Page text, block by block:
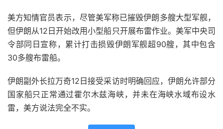
美方知情官员表示，尽管美军称已摧毁伊朗多艘大型军舰，
但伊朗从12日开始改用小型船只开展布雷作业。美军中央司
令部同日宣称，累计打击损毁伊朗军舰超90艘，其中包含
30多艘布雷船。
伊朗副外长拉万奇12日接受采访时明确回应，伊朗允许部分
国家船只正常通过霍尔木兹海峡，并未在海峡水域布设水
雷，美方说法完全不实。